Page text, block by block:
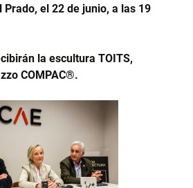
Prado, el 22 de junio, a las 19
la escultura TOITS,
COMPAC®.